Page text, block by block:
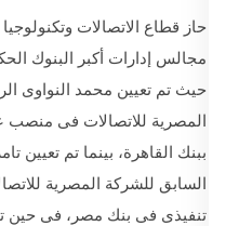
حاز قطاع الاتصالات
مجالس إدارات أكبر البنوك
حيث تم تعيين محمد النواوى
المصرية للاتصالات فى
ببنك القاهرة، بينما تم تعيين
السابق للشركة المصرية
تنفيذى فى بنك مصر، فى حين